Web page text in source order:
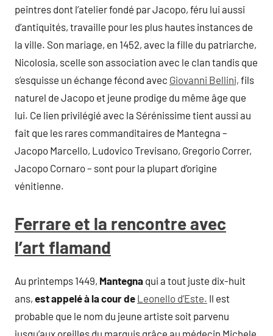
peintres dont l’atelier fondé par Jacopo, féru lui aussi
d’antiquités, travaille pour les plus hautes instances de
la ville. Son mariage, en 1452, avec la fille du patriarche,
Nicolosia, scelle son association avec le clan tandis que
s’esquisse un échange fécond avec Giovanni Bellini, fils
naturel de Jacopo et jeune prodige du même âge que
lui. Ce lien privilégié avec la Sérénissime tient aussi au
fait que les rares commanditaires de Mantegna –
Jacopo Marcello, Ludovico Trevisano, Gregorio Correr,
Jacopo Cornaro – sont pour la plupart d’origine
vénitienne.
Ferrare et la rencontre avec
l’art flamand
Au printemps 1449, Mantegna qui a tout juste dix-huit
ans, est appelé à la cour de Leonello d’Este. Il est
probable que le nom du jeune artiste soit parvenu
jusqu’aux oreilles du marquis grâce au médecin Michele